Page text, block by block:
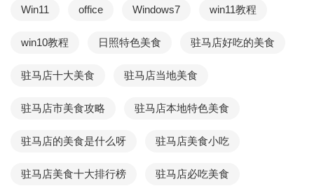
Win11 office Windows7 win11教程
win10教程 日照特色美食 驻马店好吃的美食
驻马店十大美食 驻马店当地美食
驻马店市美食攻略 驻马店本地特色美食
驻马店的美食是什么呀 驻马店美食小吃
驻马店美食十大排行榜 驻马店必吃美食